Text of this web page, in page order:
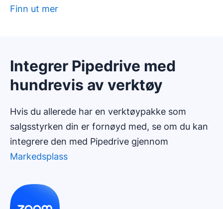
Finn ut mer
Integrer Pipedrive med
hundrevis av verktøy
Hvis du allerede har en verktøypakke som
salgsstyrken din er fornøyd med, se om du kan
integrere den med Pipedrive gjennom
Markedsplass